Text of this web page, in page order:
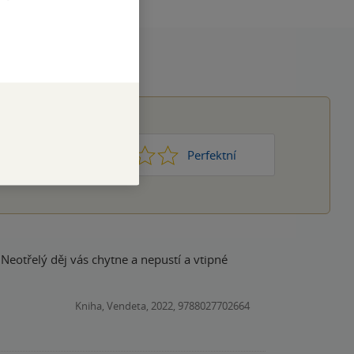
Perfektní
děj vás chytne a nepustí a vtipné
Kniha, Vendeta, 2022, 9788027702664